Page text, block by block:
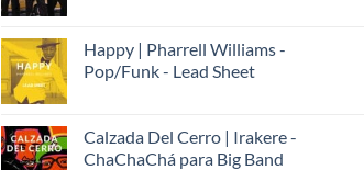
Happy | Pharrell Williams -
Pop/Funk - Lead Sheet
Calzada Del Cerro | Irakere -
ChaChaChá para Big Band